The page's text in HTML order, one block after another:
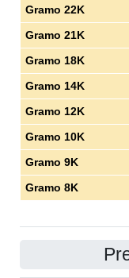
Gramo 22K
Gramo 21K
Gramo 18K
Gramo 14K
Gramo 12K
Gramo 10K
Gramo 9K
Gramo 8K